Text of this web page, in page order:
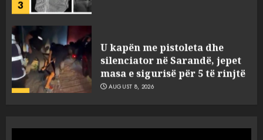
4
silenciator në Sarandë, jepet
masa e sigurisë për 5 të rinjtë
AUGUST 8, 2026